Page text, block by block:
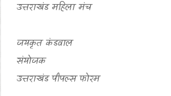
उत्तराखंड महिला मंच
जयकृत कंडवाल
संयोजक
उत्तराखंड पीपल्स फोरम